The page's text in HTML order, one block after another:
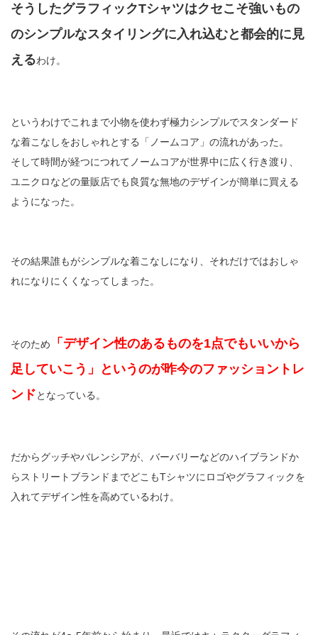
そうしたグラフィックTシャツはクセこそ強いもの
のシンプルなスタイリングに入れ込むと都会的に見
えるわけ。
というわけでこれまで小物を使わず極力シンプルでスタンダード
な着こなしをおしゃれとする「ノームコア」の流れがあった。
そして時間が経つにつれてノームコアが世界中に広く行き渡り、
ユニクロなどの量販店でも良質な無地のデザインが簡単に買える
ようになった。
その結果誰もがシンプルな着こなしになり、それだけではおしゃ
れになりにくくなってしまった。
そのため
「デザイン性のあるものを1点でもいいから
足していこう」というのが昨今のファッショントレ
ンドとなっている。
だからグッチやバレンシアが、バーバリーなどのハイブランドか
らストリートブランドまでどこもTシャツにロゴやグラフィックを
入れてデザイン性を高めているわけ。